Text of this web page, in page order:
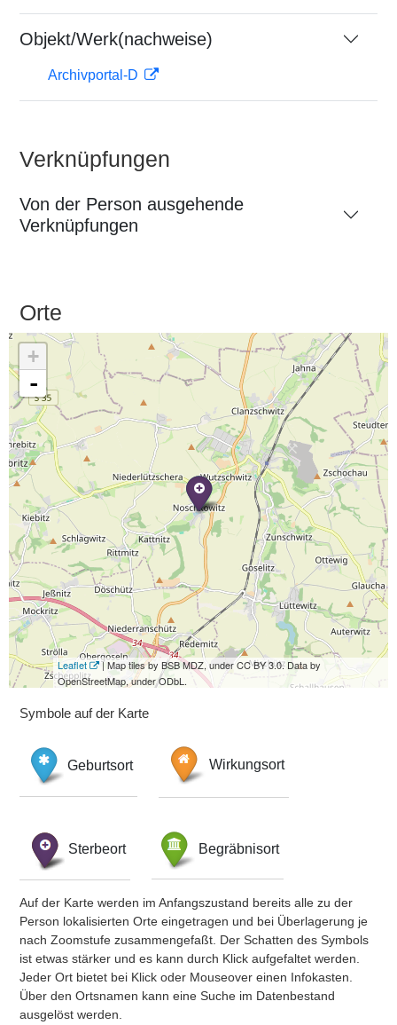
Objekt/Werk(nachweise)
Archivportal-D
Verknüpfungen
Von der Person ausgehende
Verknüpfungen
Orte
+
-
Leaflet
| Map tiles by BSB MDZ, under CC BY 3.0. Data by
OpenStreetMap, under ODbL.
Symbole auf der Karte
Geburtsort Wirkungsort
Sterbeort Begräbnisort
Auf der Karte werden im Anfangszustand bereits alle zu der
Person lokalisierten Orte eingetragen und bei Überlagerung je
nach Zoomstufe zusammengefaßt. Der Schatten des Symbols
ist etwas stärker und es kann durch Klick aufgefaltet werden.
Jeder Ort bietet bei Klick oder Mouseover einen Infokasten.
Über den Ortsnamen kann eine Suche im Datenbestand
ausgelöst werden.